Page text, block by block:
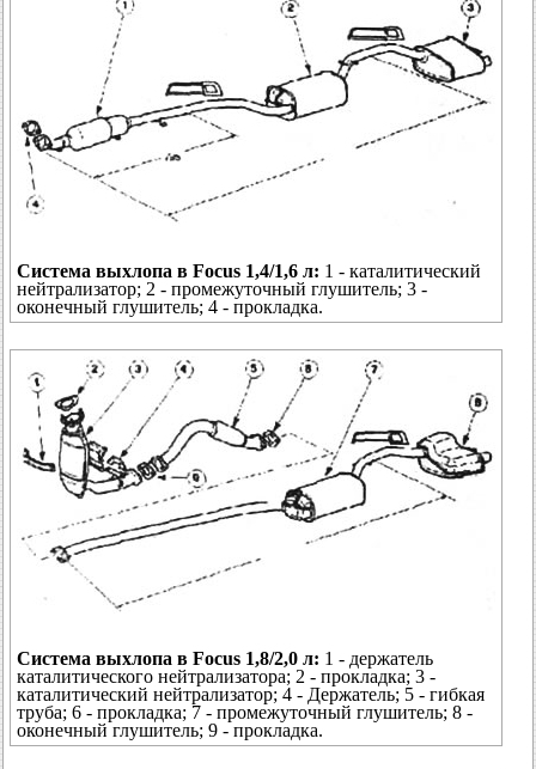
Система выхлопа в Focus 1,4/1,6 л: 1 - каталитический
нейтрализатор; 2 - промежуточный глушитель; 3 -
оконечный глушитель; 4 - прокладка.
Система выхлопа в Focus 1,8/2,0 л: 1 - держатель
каталитического нейтрализатора; 2 - прокладка; 3 -
каталитический нейтрализатор; 4 - Держатель; 5 - гибкая
труба; 6 - прокладка; 7 - промежуточный глушитель; 8 -
оконечный глушитель; 9 - прокладка.